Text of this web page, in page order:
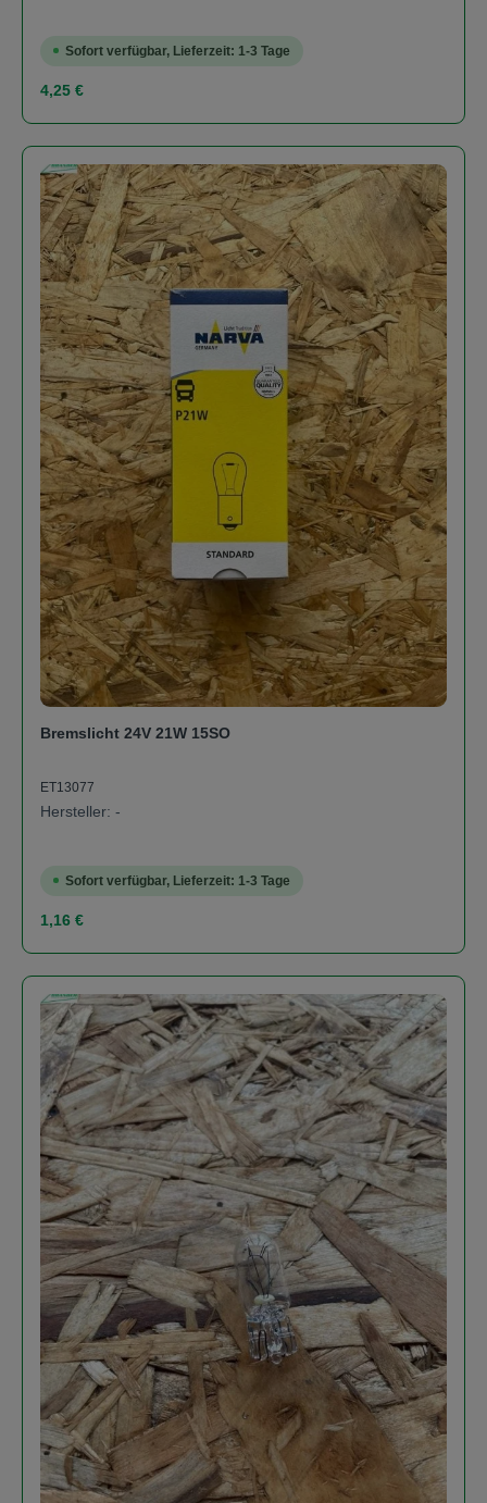
Sofort verfügbar, Lieferzeit: 1-3 Tage
Regulärer Preis:
4,25 €
Bremslicht 24V 21W 15SO
ET13077
Hersteller: -
Sofort verfügbar, Lieferzeit: 1-3 Tage
Regulärer Preis:
1,16 €